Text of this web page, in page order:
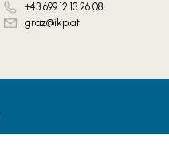
+43 699 12 13 26 08
graz@ikp.at